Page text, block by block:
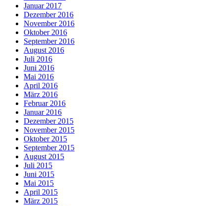
Januar 2017
Dezember 2016
November 2016
Oktober 2016
September 2016
August 2016
Juli 2016
Juni 2016
Mai 2016
April 2016
März 2016
Februar 2016
Januar 2016
Dezember 2015
November 2015
Oktober 2015
September 2015
August 2015
Juli 2015
Juni 2015
Mai 2015
April 2015
März 2015